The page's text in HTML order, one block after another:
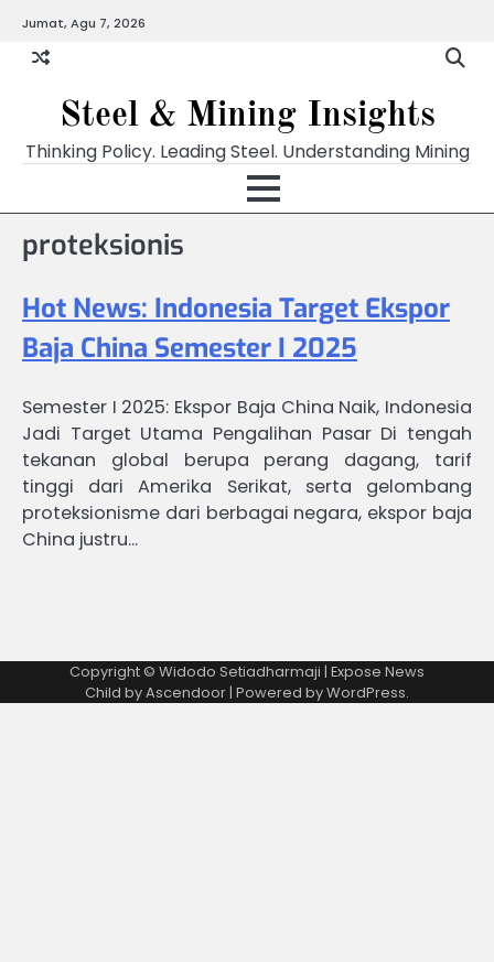
content
Jumat, Agu 7, 2026
Steel & Mining Insights
Thinking Policy. Leading Steel. Understanding Mining
proteksionis
Hot News: Indonesia Target Ekspor
Baja China Semester I 2025
Semester I 2025: Ekspor Baja China Naik, Indonesia
Jadi Target Utama Pengalihan Pasar Di tengah
tekanan global berupa perang dagang, tarif
tinggi dari Amerika Serikat, serta gelombang
proteksionisme dari berbagai negara, ekspor baja
China justru…
Copyright © Widodo Setiadharmaji | Expose News
Child byAscendoor| Powered byWordPress.